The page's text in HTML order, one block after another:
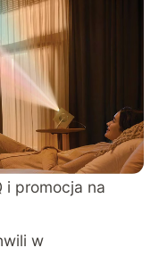
i promocja na
w